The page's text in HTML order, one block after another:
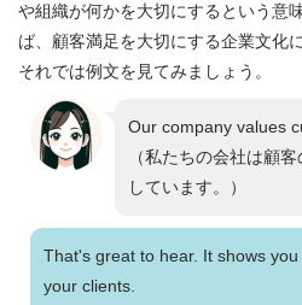
や組織が何かを大切にするという意
ば、顧客満足を大切にする企業文化
それでは例文を見てみましょう。
Our company values
（私たちの会社は顧
しています。）
That's great to hear. It shows
your clients.